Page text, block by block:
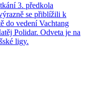
3. předkola
se přiblížili k
do vedení Vachtang
Polidar. Odveta je na
ligy.